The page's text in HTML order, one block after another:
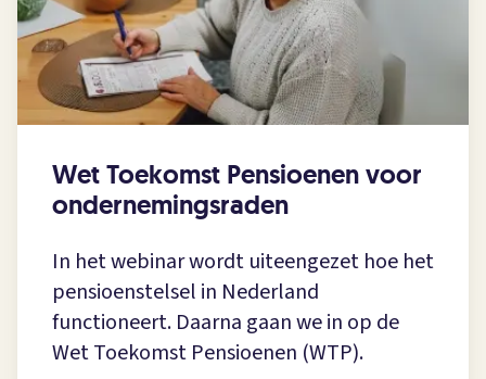
Wet Toekomst Pensioenen voor
ondernemingsraden
In het webinar wordt uiteengezet hoe het
pensioenstelsel in Nederland
functioneert. Daarna gaan we in op de
Wet Toekomst Pensioenen (WTP).